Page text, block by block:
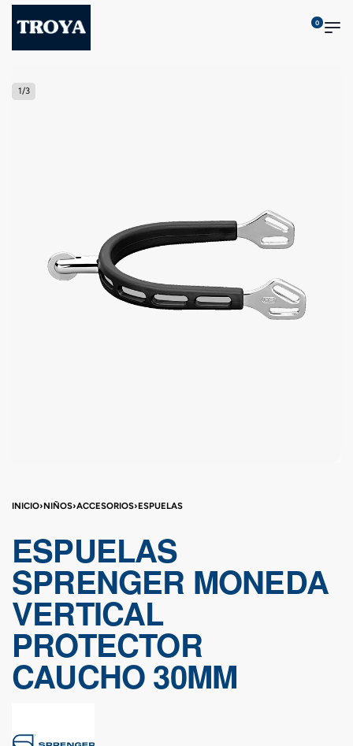
0
1/3
INICIO›NIÑOS›ACCESORIOS›ESPUELAS
ESPUELAS
SPRENGER MONEDA
VERTICAL
PROTECTOR
CAUCHO 30MM